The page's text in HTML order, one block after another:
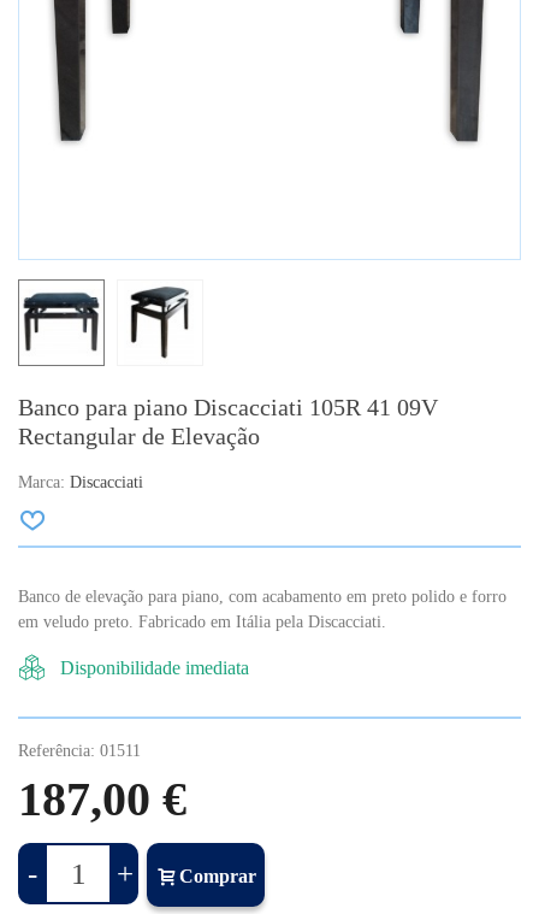
Banco para piano Discacciati 105R 41 09V
Rectangular de Elevação
Marca: Discacciati
Banco de elevação para piano, com acabamento em preto polido e forro
em veludo preto. Fabricado em Itália pela Discacciati.
Disponibilidade imediata
Referência: 01511
187,00 €
- + Comprar